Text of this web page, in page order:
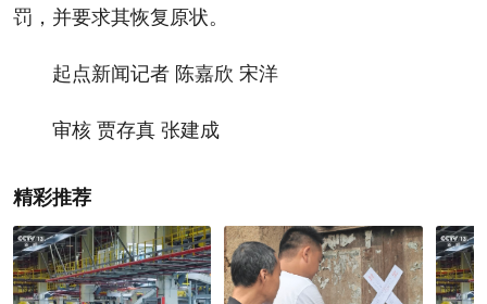
罚，并要求其恢复原状。
起点新闻记者 陈嘉欣 宋洋
审核 贾存真 张建成
精彩推荐